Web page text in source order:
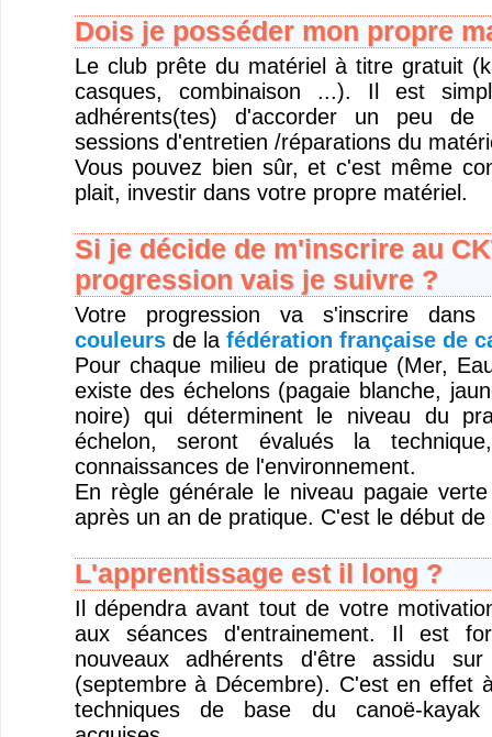
Dois je posséder mon propre
Le club prête du matériel à titre gratuit
casques, combinaison ...). Il est
adhérents(tes) d'accorder un peu
sessions d'entretien /réparations du
Vous pouvez bien sûr, et c'est même
plait, investir dans votre propre matériel.
Si je décide de m'inscrire au
progression vais je suivre ?
Votre progression va s'inscrire
couleursde la fédération française de
Pour chaque milieu de pratique (Mer,
existe des échelons (pagaie blanche,
noire) qui déterminent le niveau du
échelon, seront évalués la
connaissances de l'environnement.
En règle générale le niveau pagaie
après un an de pratique. C'est le début de
L'apprentissage est il long ?
Il dépendra avant tout de votre
aux séances d'entrainement. Il est
nouveaux adhérents d'être assidu
(septembre à Décembre). C'est en effet
techniques de base du canoë-